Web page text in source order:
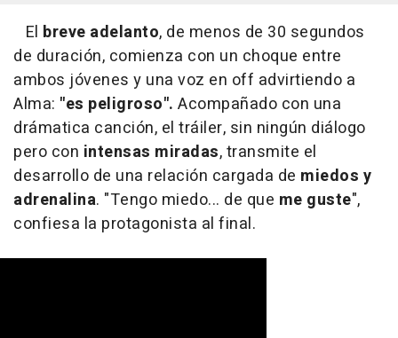
El breve adelanto, de menos de 30 segundos
de duración, comienza con un choque entre
ambos jóvenes y una voz en off advirtiendo a
Alma: "es peligroso". Acompañado con una
drámatica canción, el tráiler, sin ningún diálogo
pero con intensas miradas, transmite el
desarrollo de una relación cargada de miedos y
adrenalina. "Tengo miedo... de que me guste",
confiesa la protagonista al final.